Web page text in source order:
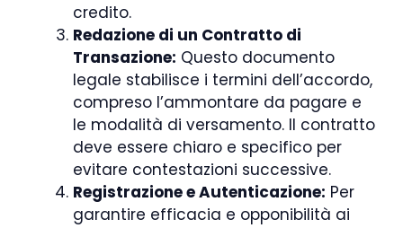
credito.
Redazione di un Contratto di
Transazione: Questo documento
legale stabilisce i termini dell’accordo,
compreso l’ammontare da pagare e
le modalità di versamento. Il contratto
deve essere chiaro e specifico per
evitare contestazioni successive.
Registrazione e Autenticazione: Per
garantire efficacia e opponibilità ai